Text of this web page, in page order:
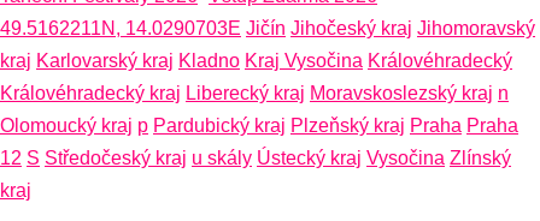
49.5162211N, 14.0290703E Jičín Jihočeský kraj Jihomoravský
kraj Karlovarský kraj Kladno Kraj Vysočina Královéhradecký
Královéhradecký kraj Liberecký kraj Moravskoslezský kraj n
Olomoucký kraj p Pardubický kraj Plzeňský kraj Praha Praha
12 S Středočeský kraj u skály Ústecký kraj Vysočina Zlínský
kraj